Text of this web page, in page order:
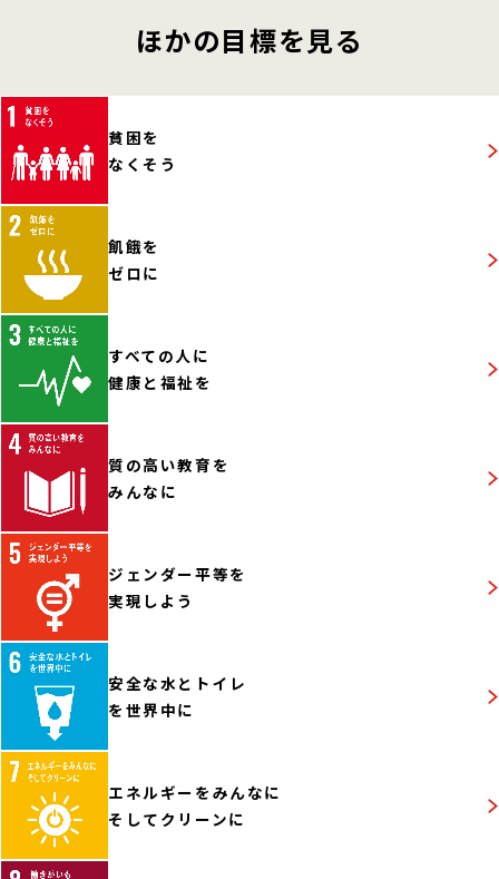
ほかの目標を見る
貧困を
なくそう
飢餓を
ゼロに
すべての人に
健康と福祉を
質の高い教育を
みんなに
ジェンダー平等を
実現しよう
安全な水とトイレ
を世界中に
エネルギーをみんなに
そしてクリーンに